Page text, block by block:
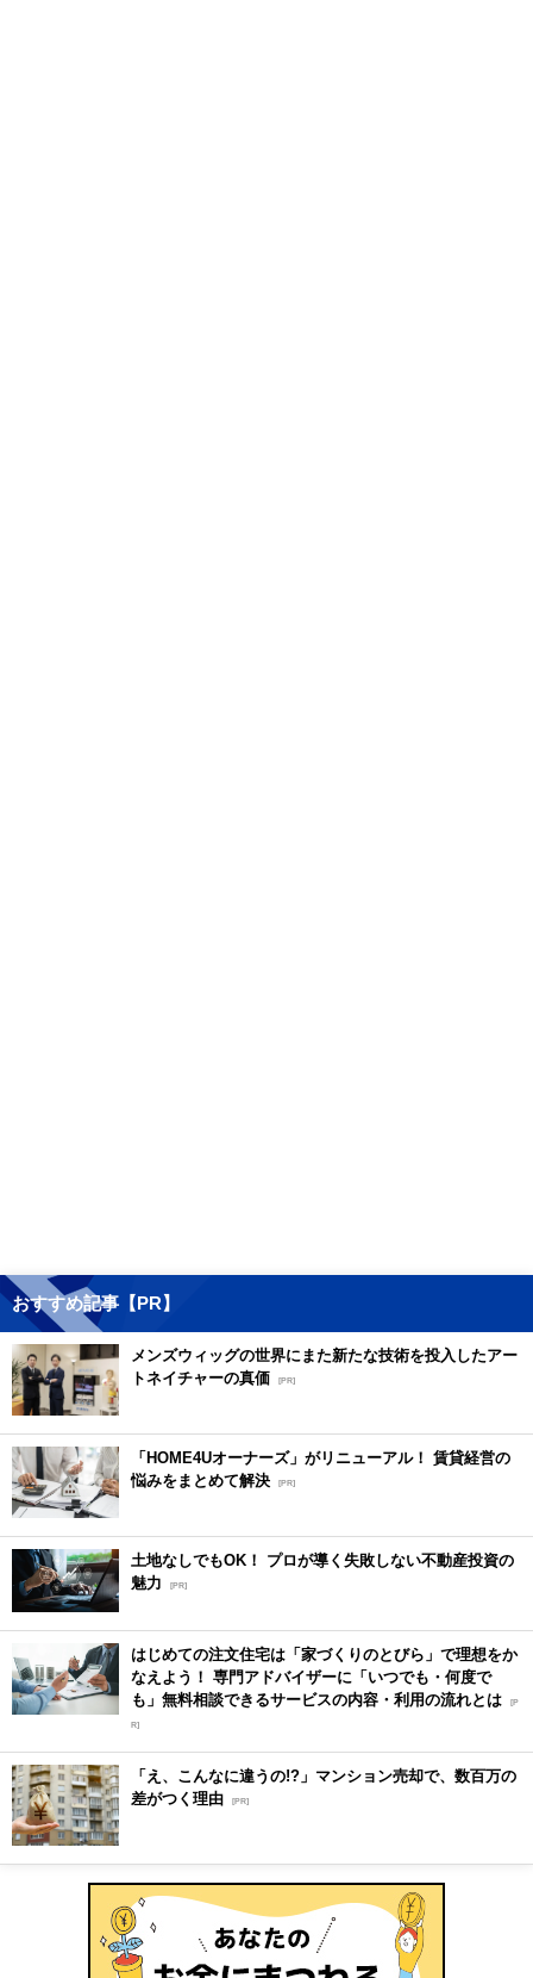
おすすめ記事【PR】
メンズウィッグの世界にまた新たな技術を投入したアー
トネイチャーの真価
[PR]
「HOME4Uオーナーズ」がリニューアル！ 賃貸経営の
悩みをまとめて解決 [PR]
土地なしでもOK！ プロが導く失敗しない不動産投資の
魅力
[PR]
はじめての注文住宅は「家づくりのとびら」で理想をか
なえよう！ 専門アドバイザーに「いつでも・何度で
も」無料相談できるサービスの内容・利用の流れとは [P
R]
「え、こんなに違うの!?」マンション売却で、数百万の
差がつく理由 [PR]